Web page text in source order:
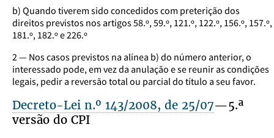
b) Quando tiverem sido concedidos com preterição dos
direitos previstos nos artigos 58.º, 59.º, 121.º, 122.º, 156.º, 157.º,
181.º, 182.º e 226.º
2 — Nos casos previstos na alínea b) do número anterior, o
interessado pode, em vez da anulação e se reunir as condições
legais, pedir a reversão total ou parcial do título a seu favor.
Decreto-Lei n.º 143/2008, de 25/07—5.ª
versão do CPI